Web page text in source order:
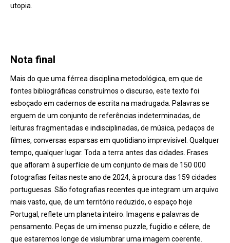
utopia.
Nota final
Mais do que uma férrea disciplina metodológica, em que de
fontes bibliográficas construímos o discurso, este texto foi
esboçado em cadernos de escrita na madrugada. Palavras se
erguem de um conjunto de referências indeterminadas, de
leituras fragmentadas e indisciplinadas, de música, pedaços de
filmes, conversas esparsas em quotidiano imprevisível. Qualquer
tempo, qualquer lugar. Toda a terra antes das cidades. Frases
que afloram à superfície de um conjunto de mais de 150 000
fotografias feitas neste ano de 2024, à procura das 159 cidades
portuguesas. São fotografias recentes que integram um arquivo
mais vasto, que, de um território reduzido, o espaço hoje
Portugal, reflete um planeta inteiro. Imagens e palavras de
pensamento. Peças de um imenso puzzle, fugidio e célere, de
que estaremos longe de vislumbrar uma imagem coerente.